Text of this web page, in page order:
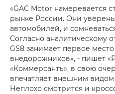
«GAC Motor намеревается
рынке России. Они
автомобилей, и
Согласно аналитическому
GS8 занимает первое
внедорожников», - пишет
«Коммерсантъ», в свою
впечатляет внешним
Неплохо смотрится и